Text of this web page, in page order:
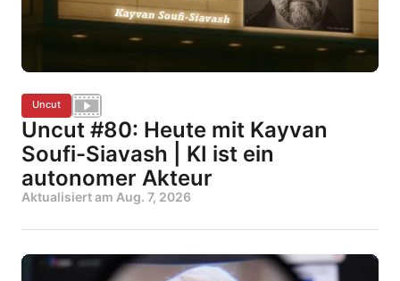
Uncut
Uncut #80: Heute mit Kayvan
Soufi-Siavash | KI ist ein
autonomer Akteur
Aktualisiert am Aug. 7, 2026